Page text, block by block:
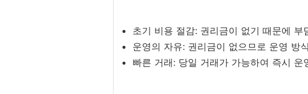
초기 비용 절감: 권리금이 없기 때문에 부
운영의 자유: 권리금이 없으므로 운영 방
빠른 거래: 당일 거래가 가능하여 즉시 운